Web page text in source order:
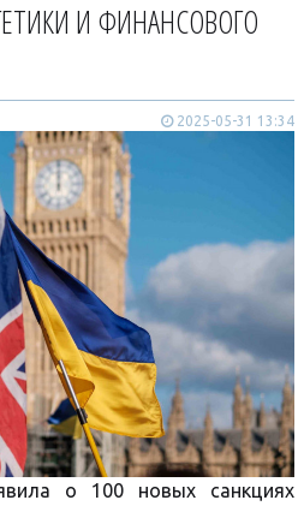
И ФИНАНСОВОГО
2025-05-31 13:34
о 100 новых санкциях